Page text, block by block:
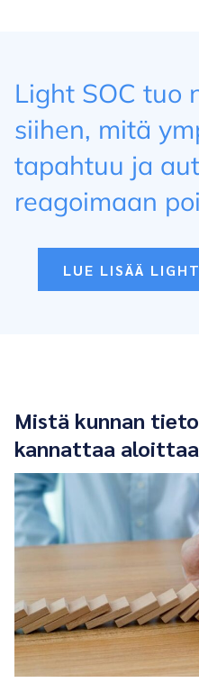
Light SOC tuo
siihen, mitä
tapahtuu ja
reagoimaan
LUE LISÄÄ
Mistä kunnan
kannattaa